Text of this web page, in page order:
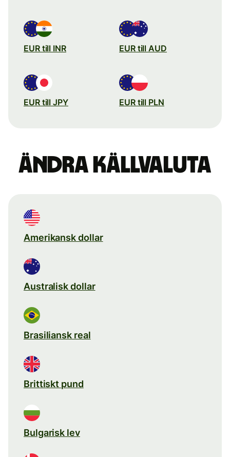
EUR till INR EUR till AUD
EUR till JPY EUR till PLN
Ändra källvaluta
Amerikansk dollar
Australisk dollar
Brasiliansk real
Brittiskt pund
Bulgarisk lev